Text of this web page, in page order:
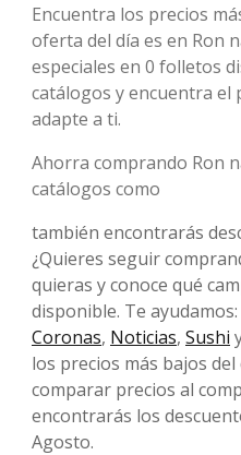
Encuentra los precios
oferta del día es en Ron
especiales en 0 folletos
catálogos y encuentra el
adapte a ti.
Ahorra comprando Ron
catálogos como
también encontrarás
¿Quieres seguir
quieras y conoce qué
disponible. Te
Coronas, Noticias, Sushi
los precios más bajos
comparar precios al
encontrarás los
Agosto.